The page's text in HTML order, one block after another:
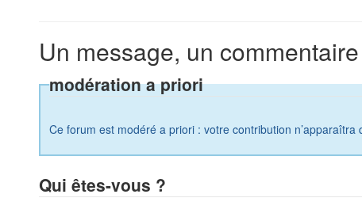
Un message, un
modération a priori
Ce forum est modéré a priori : votre contribution
Qui êtes-vous ?